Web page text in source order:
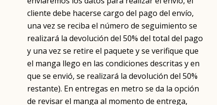
cliente debe hacerse cargo del pago del envío,
una vez se reciba el número de seguimiento se
realizará la devolución del 50% del total del pago
y una vez se retire el paquete y se verifique que
el manga llego en las condiciones descritas y en
que se envió, se realizará la devolución del 50%
restante). En entregas en metro se da la opción
de revisar el manga al momento de entrega,